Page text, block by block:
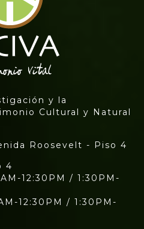
y la
Cultural y Natural
Roosevelt - Piso 4
4
12:30PM / 1:30PM-
12:30PM / 1:30PM-